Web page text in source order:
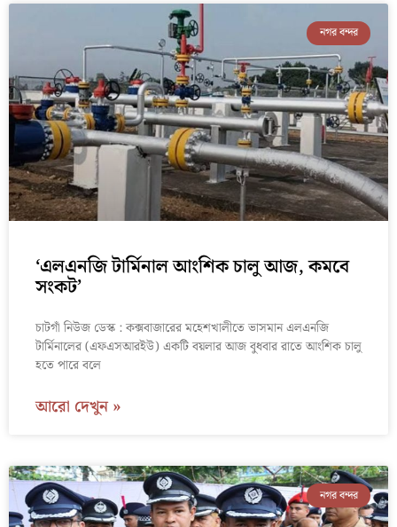
নগর বন্দর
‘এলএনজি টার্মিনাল আংশিক চালু আজ, কমবে
সংকট’
চাটগাঁ নিউজ ডেস্ক : কক্সবাজারের মহেশখালীতে ভাসমান এলএনজি
টার্মিনালের (এফএসআরইউ) একটি বয়লার আজ বুধবার রাতে আংশিক চালু
হতে পারে বলে
আরো দেখুন »
নগর বন্দর